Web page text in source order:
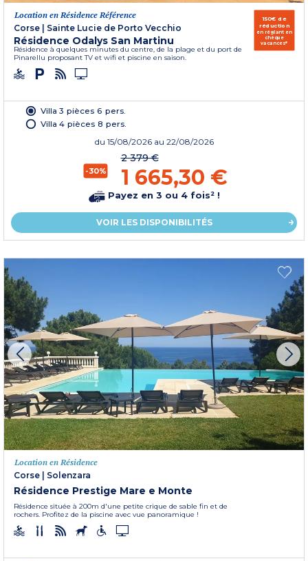
Location en Résidence Référence
Corse
Sainte Lucie de Porto Vecchio
Résidence Odalys San Martinu
Résidence à quelques minutes du centre, de la plage et du port de
Pinarellu proposant TV et wifi et piscine en saison.
150€ de
réduction
en réglant en
chèque
vacances*
Villa 3 pièces 6 pers.
Villa 4 pièces 8 pers.
du 15/08/2026 au 22/08/2026
-30%
2 379 €
1 665,30 €
Payez en 3 ou 4 fois² !
VOIR LES DISPONIBILITÉS
Location en Résidence
Corse
Solenzara
Résidence Prestige Mare e Monte
Résidence située à 200m d'une petite crique de sable fin et de
rochers. Profitez de la piscine avec vue panoramique !